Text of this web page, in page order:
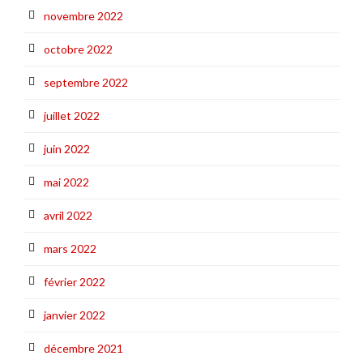
novembre 2022
octobre 2022
septembre 2022
juillet 2022
juin 2022
mai 2022
avril 2022
mars 2022
février 2022
janvier 2022
décembre 2021